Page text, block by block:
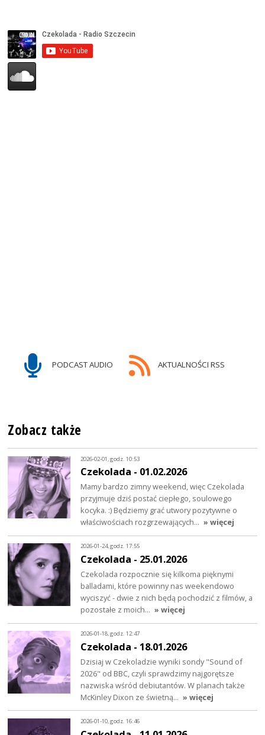
PODCAST AUDIO AKTUALNOŚCI RSS
Zobacz także
2026-02-01, godz. 10:53
Czekolada - 01.02.2026
Mamy bardzo zimny weekend, więc Czekolada
przyjmuje dziś postać ciepłego, soulowego
kocyka. :) Będziemy grać utwory pozytywne o
właściwościach rozgrzewających… » więcej
2026-01-24, godz. 17:55
Czekolada - 25.01.2026
Czekolada rozpocznie się kilkoma pięknymi
balladami, które powinny nas weekendowo
wyciszyć - dwie z nich będą pochodzić z filmów, a
pozostałe z moich… » więcej
2026-01-18, godz. 12:47
Czekolada - 18.01.2026
Dzisiaj w Czekoladzie wyniki sondy "Sound of
2026" od BBC, czyli sprawdzimy najgorętsze
nazwiska wśród debiutantów. W planach także
McKinley Dixon ze świetną… » więcej
2026-01-10, godz. 16:46